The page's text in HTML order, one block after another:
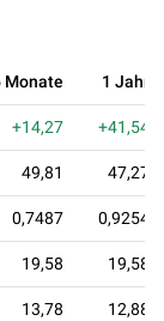
Monate 1 Jahr
+14,27 +41,54
49,81 47,27
0,7487 0,9254
19,58 19,58
13,78 12,88